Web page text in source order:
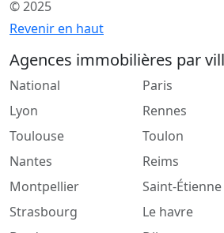
© 2025
Revenir en haut
Agences immobilières par
National
Lyon
Toulouse
Nantes
Montpellier
Strasbourg
Paris
Rennes
Toulon
Reims
Saint-Étienne
Le havre